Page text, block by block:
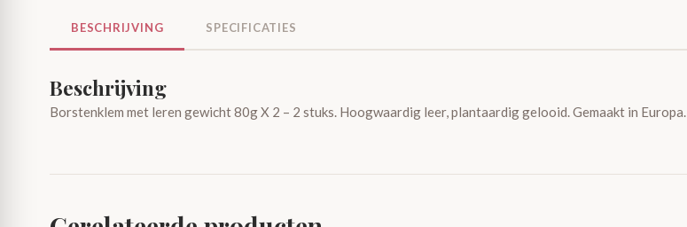
BESCHRIJVING SPECIFICATIES
Beschrijving
Borstenklem met leren gewicht 80g X 2 – 2 stuks. Hoogwaardig leer, plantaardig gelooid. Gemaakt in Europa.